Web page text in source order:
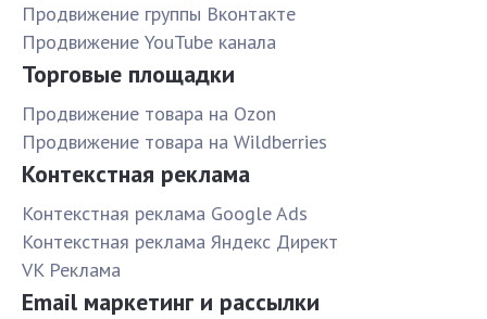
Продвижение группы Вконтакте
Продвижение YouTube канала
Торговые площадки
Продвижение товара на Ozon
Продвижение товара на Wildberries
Контекстная реклама
Контекстная реклама Google Ads
Контекстная реклама Яндекс Директ
VK Реклама
Email маркетинг и рассылки